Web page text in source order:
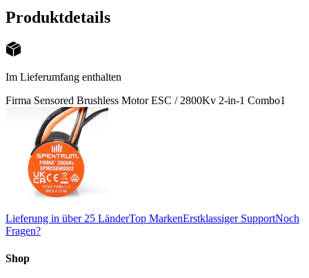
Produktdetails
Im Lieferumfang enthalten
Firma Sensored Brushless Motor ESC / 2800Kv 2-in-1 Combo1
Lieferung in über 25 LänderTop MarkenErstklassiger SupportNoch
Fragen?
Shop